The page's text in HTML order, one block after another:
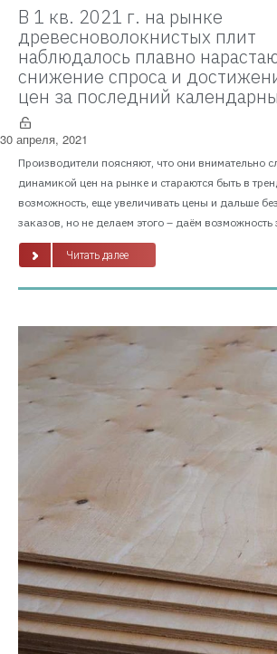
В 1 кв. 2021 г. на рынке
древесноволокнистых плит
наблюдалось плавно
снижение спроса и
цен за последний
30 апреля, 2021
Производители поясняют, что они внимательно
динамикой цен на рынке и стараются быть в
возможность, еще увеличивать цены и дальше
заказов, но не делаем этого – даём возможность
Читать далее